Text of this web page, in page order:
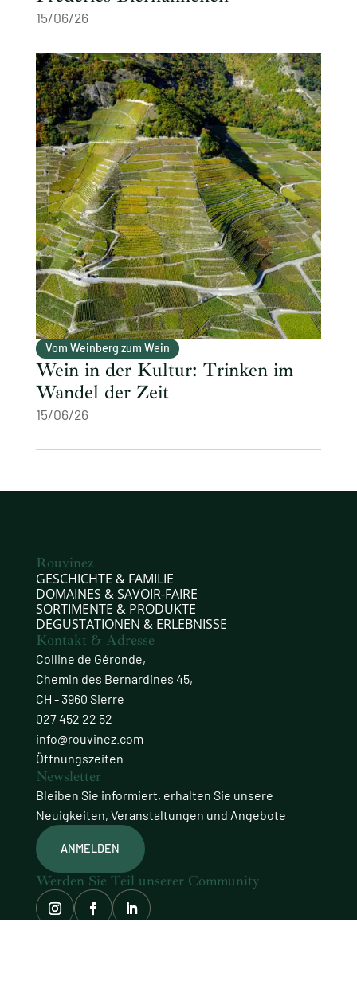
15/06/26
Vom Weinberg zum Wein
Wein in der Kultur: Trinken im
Wandel der Zeit
15/06/26
Rouvinez
GESCHICHTE & FAMILIE
DOMAINES & SAVOIR-FAIRE
SORTIMENTE & PRODUKTE
DEGUSTATIONEN & ERLEBNISSE
Kontakt & Adresse
Colline de Géronde,
Chemin des Bernardines 45,
CH - 3960 Sierre
027 452 22 52
info@rouvinez.com
Öffnungszeiten
Newsletter
Bleiben Sie informiert, erhalten Sie unsere
Neuigkeiten, Veranstaltungen und Angebote
ANMELDEN
Werden Sie Teil unserer Community